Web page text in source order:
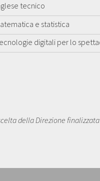
tecnico
e statistica
digitali per lo
della Direzione